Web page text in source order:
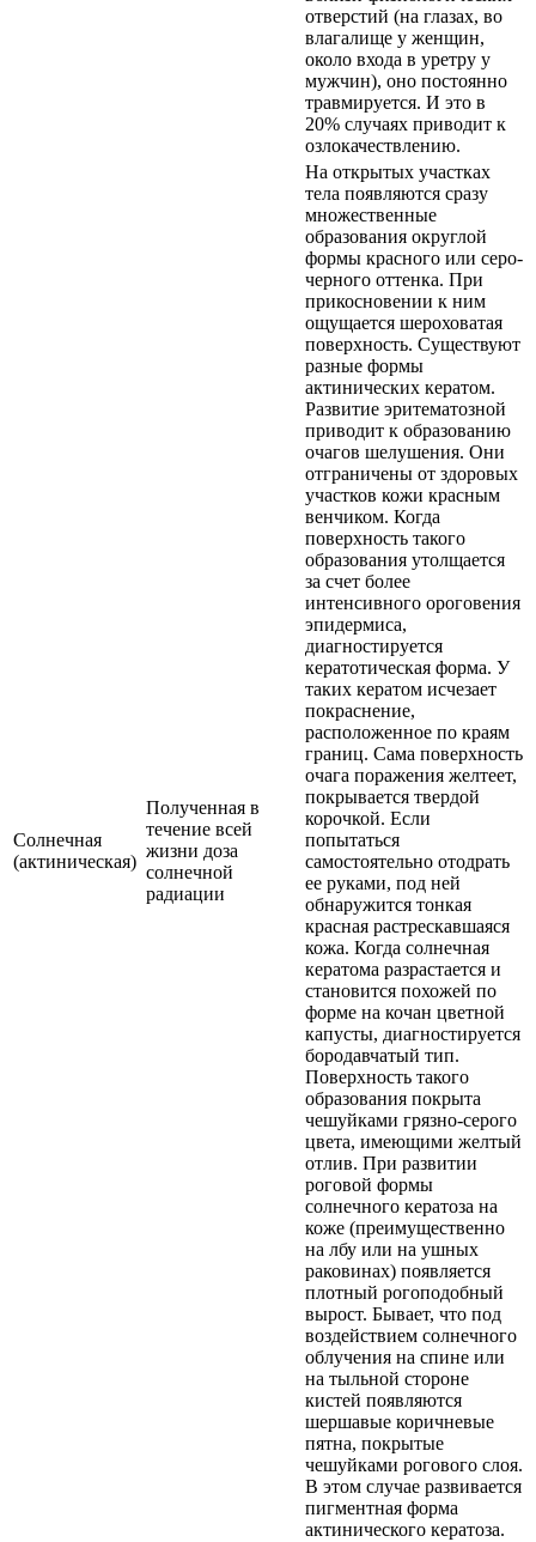
отверстий (на глазах, во
влагалище у женщин,
около входа в уретру у
мужчин), оно постоянно
травмируется. И это в
20% случаях приводит к
озлокачествлению.
Солнечная
(актиническая)
Полученная в
течение всей
жизни доза
солнечной
радиации
На открытых участках
тела появляются сразу
множественные
образования округлой
формы красного или серо-
черного оттенка. При
прикосновении к ним
ощущается шероховатая
поверхность. Существуют
разные формы
актинических кератом.
Развитие эритематозной
приводит к образованию
очагов шелушения. Они
отграничены от здоровых
участков кожи красным
венчиком. Когда
поверхность такого
образования утолщается
за счет более
интенсивного ороговения
эпидермиса,
диагностируется
кератотическая форма. У
таких кератом исчезает
покраснение,
расположенное по краям
границ. Сама поверхность
очага поражения желтеет,
покрывается твердой
корочкой. Если
попытаться
самостоятельно отодрать
ее руками, под ней
обнаружится тонкая
красная растрескавшаяся
кожа. Когда солнечная
кератома разрастается и
становится похожей по
форме на кочан цветной
капусты, диагностируется
бородавчатый тип.
Поверхность такого
образования покрыта
чешуйками грязно-серого
цвета, имеющими желтый
отлив. При развитии
роговой формы
солнечного кератоза на
коже (преимущественно
на лбу или на ушных
раковинах) появляется
плотный рогоподобный
вырост. Бывает, что под
воздействием солнечного
облучения на спине или
на тыльной стороне
кистей появляются
шершавые коричневые
пятна, покрытые
чешуйками рогового слоя.
В этом случае развивается
пигментная форма
актинического кератоза.